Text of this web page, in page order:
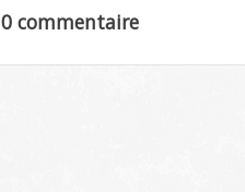
0 commentaire